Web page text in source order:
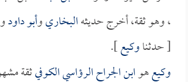
، وهو ثقة، أخرج حديثهالبخاريوأبو داودو
[ حدثناوكيع].
وكيعهوابن الجراح الرؤاسي الكوفيثقة